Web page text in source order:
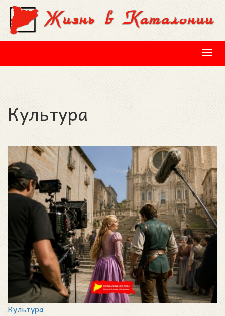
Перейти к основному содержанию
Культура
Культура